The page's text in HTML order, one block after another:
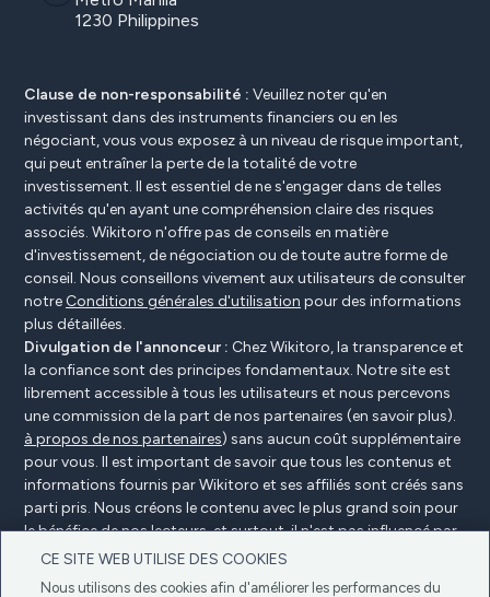
CE SITE WEB UTILISE DES COOKIES
Nous utilisons des cookies afin d'améliorer les performances du
1230 Philippines
Clause de non-responsabilité : Veuillez noter qu'en
investissant dans des instruments financiers ou en les
négociant, vous vous exposez à un niveau de risque important,
qui peut entraîner la perte de la totalité de votre
investissement. Il est essentiel de ne s'engager dans de telles
activités qu'en ayant une compréhension claire des risques
associés. Wikitoro n'offre pas de conseils en matière
d'investissement, de négociation ou de toute autre forme de
conseil. Nous conseillons vivement aux utilisateurs de consulter
notre Conditions générales d'utilisation pour des informations
plus détaillées.
Divulgation de l'annonceur : Chez Wikitoro, la transparence et
la confiance sont des principes fondamentaux. Notre site est
librement accessible à tous les utilisateurs et nous percevons
une commission de la part de nos partenaires (en savoir plus).
à propos de nos partenaires) sans aucun coût supplémentaire
pour vous. Il est important de savoir que tous les contenus et
informations fournis par Wikitoro et ses affiliés sont créés sans
parti pris. Nous créons le contenu avec le plus grand soin pour
le bénéfice de nos lecteurs, et surtout, il n'est pas influencé par
des accords de compensation avec nos partenaires.